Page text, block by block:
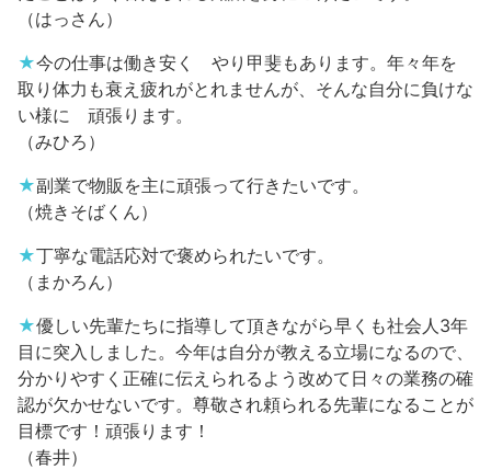
（はっさん）
★今の仕事は働き安く やり甲斐もあります。年々年を
取り体力も衰え疲れがとれませんが、そんな自分に負けな
い様に 頑張ります。
（みひろ）
★副業で物販を主に頑張って行きたいです。
（焼きそばくん）
★丁寧な電話応対で褒められたいです。
（まかろん）
★優しい先輩たちに指導して頂きながら早くも社会人3年
目に突入しました。今年は自分が教える立場になるので、
分かりやすく正確に伝えられるよう改めて日々の業務の確
認が欠かせないです。尊敬され頼られる先輩になることが
目標です！頑張ります！
（春井）